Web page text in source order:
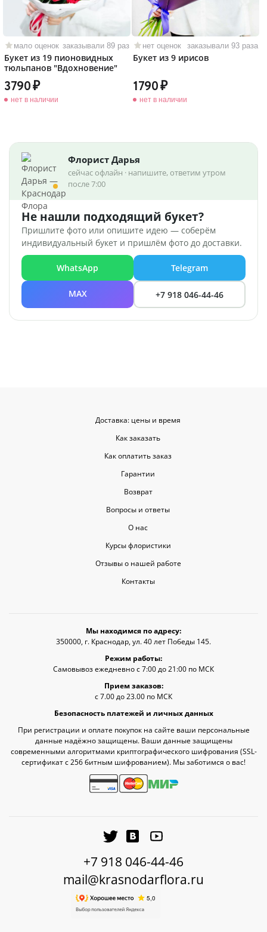
мало оценок заказывали 89 раз
Букет из 19 пионовидных
тюльпанов "Вдохновение"
3790
нет в наличии
нет оценок заказывали 93 раза
Букет из 9 ирисов
1790
нет в наличии
Флорист Дарья
сейчас офлайн · напишите, ответим утром
после 7:00
Не нашли подходящий букет?
Пришлите фото или опишите идею — соберём
индивидуальный букет и пришлём фото до доставки.
WhatsApp Telegram
MAX +7 918 046-44-46
Доставка: цены и время
Как заказать
Как оплатить заказ
Гарантии
Возврат
Вопросы и ответы
О нас
Курсы флористики
Отзывы о нашей работе
Контакты
Мы находимся по адресу:
350000, г. Краснодар, ул. 40 лет Победы 145.
Режим работы:
Самовывоз ежедневно с 7:00 до 21:00 по МСК
Прием заказов:
с 7.00 до 23.00 по МСК
Безопасность платежей и личных данных
При регистрации и оплате покупок на сайте ваши персональные
данные надёжно защищены. Ваши данные защищены
современными алгоритмами криптографического шифрования (SSL-
сертификат c 256 битным шифрованием). Мы заботимся о вас!
+7 918 046-44-46
mail@krasnodarflora.ru